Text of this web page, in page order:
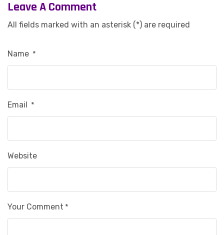
Leave A Comment
All fields marked with an asterisk (*) are required
Name *
Email *
Website
Your Comment *